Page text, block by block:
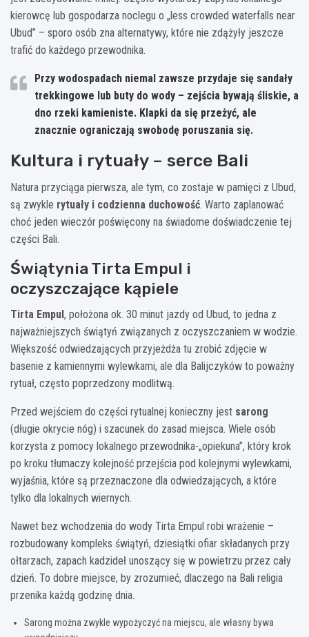
kierowcę lub gospodarza noclegu o „less crowded waterfalls near
Ubud” – sporo osób zna alternatywy, które nie zdążyły jeszcze
trafić do każdego przewodnika.
Przy wodospadach niemal zawsze przydaje się sandały
trekkingowe lub buty do wody – zejścia bywają śliskie, a
dno rzeki kamieniste. Klapki da się przeżyć, ale
znacznie ograniczają swobodę poruszania się.
Kultura i rytuały – serce Bali
Natura przyciąga pierwsza, ale tym, co zostaje w pamięci z Ubud,
są zwykle rytuały i codzienna duchowość. Warto zaplanować
choć jeden wieczór poświęcony na świadome doświadczenie tej
części Bali.
Świątynia Tirta Empul i
oczyszczające kąpiele
Tirta Empul, położona ok. 30 minut jazdy od Ubud, to jedna z
najważniejszych świątyń związanych z oczyszczaniem w wodzie.
Większość odwiedzających przyjeżdża tu zrobić zdjęcie w
basenie z kamiennymi wylewkami, ale dla Balijczyków to poważny
rytuał, często poprzedzony modlitwą.
Przed wejściem do części rytualnej konieczny jest sarong
(długie okrycie nóg) i szacunek do zasad miejsca. Wiele osób
korzysta z pomocy lokalnego przewodnika-„opiekuna”, który krok
po kroku tłumaczy kolejność przejścia pod kolejnymi wylewkami,
wyjaśnia, które są przeznaczone dla odwiedzających, a które
tylko dla lokalnych wiernych.
Nawet bez wchodzenia do wody Tirta Empul robi wrażenie –
rozbudowany kompleks świątyń, dziesiątki ofiar składanych przy
ołtarzach, zapach kadzideł unoszący się w powietrzu przez cały
dzień. To dobre miejsce, by zrozumieć, dlaczego na Bali religia
przenika każdą godzinę dnia.
Sarong można zwykle wypożyczyć na miejscu, ale własny bywa